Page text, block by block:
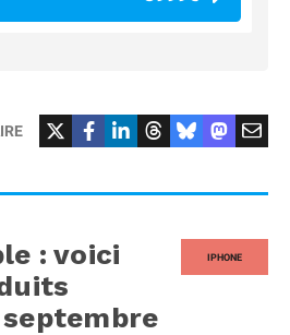
IPHONE
: voici